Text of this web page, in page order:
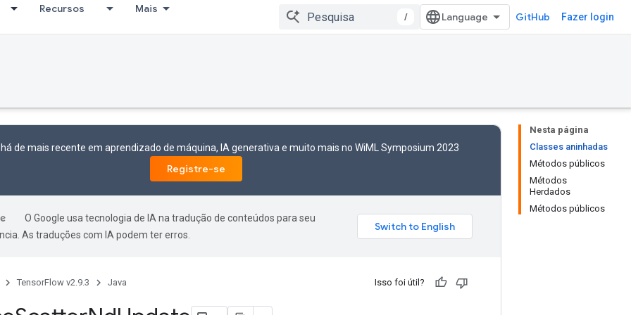
Recursos Mais
/ GitHub Fazer login
Nesta página
Classes aninhadas
Métodos públicos
Métodos
Herdados
Métodos públicos
de mais recente em aprendizado de máquina, IA generativa e muito mais no WiML Symposium 2023
Registre-se
O Google usa tecnologia de IA na tradução de conteúdos para seu
As traduções com IA podem ter erros.
TensorFlow v2.9.3 Java Isso foi útil?